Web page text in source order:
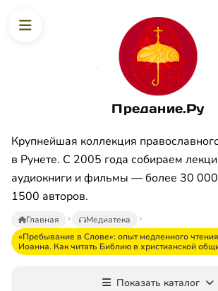
Предание.Ру
Крупнейшая коллекция
в Рунете. С 2005 года собираем
аудиокниги и фильмы — более 30 000
1500 авторов.
Главная
Медиатека
«Пребывание в Слове»: опыт медленного
Иоанна. Как читать Библию в христианской
Показать каталог